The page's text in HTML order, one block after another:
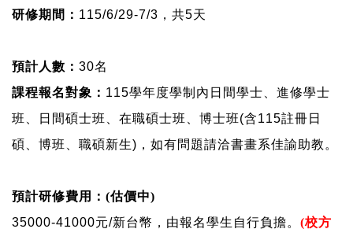
研修期間： 115/6/29-7/3 ，共5天
預計人數： 30名
課程報名對象： 115學年度學制內日間學士、進修學士
班、日間碩士班、在職碩士班、博士班(含115註冊日
碩、博班、職碩新生) ，如有問題請洽書畫系佳諭助教。
預計研修費用： (估價中)
35000-41000元/新台幣，由報名學生自行負擔。 (校方